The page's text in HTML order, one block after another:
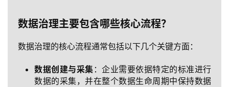
数据治理主要包含哪些核心流程？
数据治理的核心流程通常包括以下几个关键方面：
数据创建与采集 ：企业需要依据特定的标准进行
数据的采集，并在整个数据生命周期中保持数据